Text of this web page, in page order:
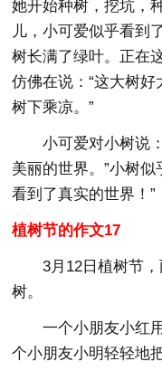
她开始种树，挖坑，
儿，小可爱似乎看到
树长满了绿叶。正在
仿佛在说：“这大树
树下乘凉。”
小可爱对小树说
美丽的世界。”小树
看到了真实的世界！”
植树节的作文17
3月12日植树节
树。
一个小朋友小红
个小朋友小明轻轻地